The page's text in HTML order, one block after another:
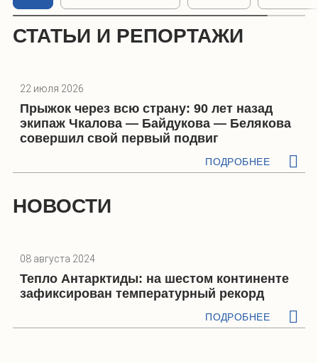
СТАТЬИ И РЕПОРТАЖИ
22 июля 2026
Прыжок через всю страну: 90 лет назад
экипаж Чкалова — Байдукова — Белякова
совершил свой первый подвиг
ПОДРОБНЕЕ
НОВОСТИ
08 августа 2024
Тепло Антарктиды: на шестом континенте
зафиксирован температурный рекорд
ПОДРОБНЕЕ